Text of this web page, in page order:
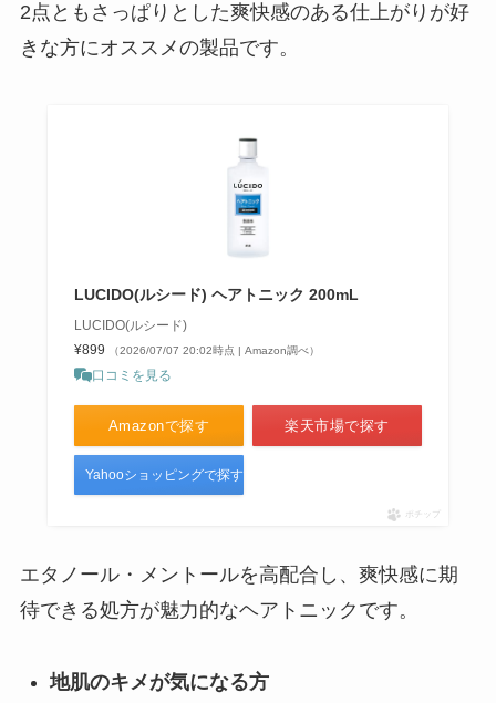
【フィッツ】ガムは販売中止？ど
こに売ってる？値段は？amazon
アイムドーナツの店舗一覧！人気
ランキングも紹介！
【エテュセ】マスカラ下地はどこ
ッグなど販売店を調査！
シャネルのミラーはどこで買え
る？刻印は店舗でするの？値段も
調査
zara通販はどこで買うのがおすす
め？ZOZO・楽天・公式を調査！
2点ともさっぱりとした爽快感のある仕上がりが好
きな方にオススメの製品です。
LUCIDO(ルシード) ヘアトニック 200mL
LUCIDO(ルシード)
¥899
（2026/07/07 20:02時点 | Amazon調べ）
口コミを見る
Amazonで探す 楽天市場で探す
Yahooショッピングで探す
ポチップ
エタノール・メントールを高配合し、爽快感に期
待できる処方が魅力的なヘアトニックです。
地肌のキメが気になる方